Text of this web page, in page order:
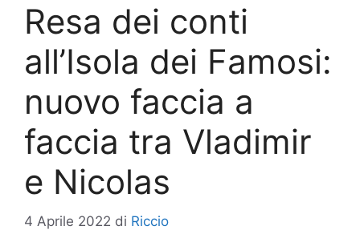
Resa dei conti
all’Isola dei Famosi:
nuovo faccia a
faccia tra Vladimir
e Nicolas
4 Aprile 2022 di Riccio